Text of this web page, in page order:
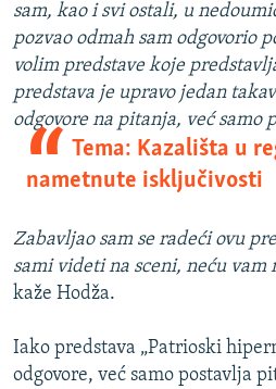
sam, kao i svi ostali, u
pozvao odmah sam odgovorio
volim predstave koje
predstava je upravo jedan
odgovore na pitanja, već samo
Tema: Kazališta u
nametnute isključivosti
Zabavljao sam se radeći ovu
sami videti na sceni, neću vam
kaže Hodža.
Iako predstava „Patrioski
odgovore, već samo postavlja